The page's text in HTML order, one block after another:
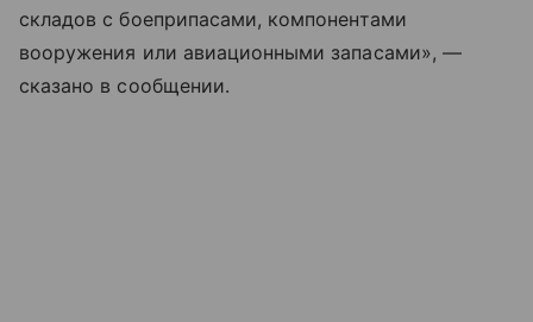
складов с боеприпасами, компонентами
вооружения или авиационными запасами», —
сказано в сообщении.